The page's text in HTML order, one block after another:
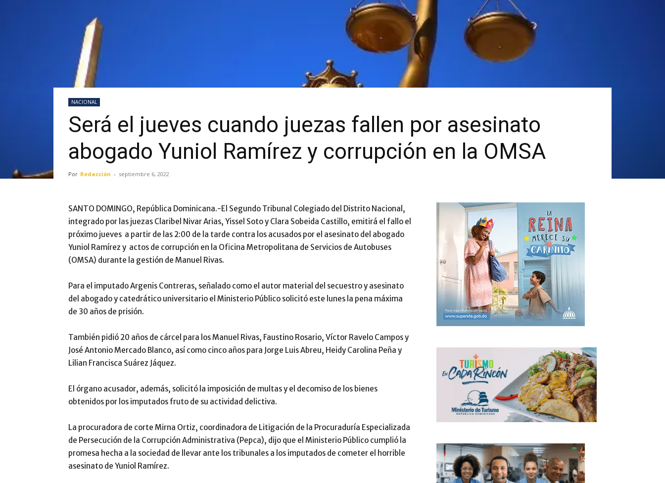
NACIONAL
Será el jueves cuando juezas fallen por asesinato
abogado Yuniol Ramírez y corrupción en la OMSA
Por Redacción - septiembre 6, 2022
SANTO DOMINGO, República Dominicana.-El Segundo Tribunal Colegiado del Distrito Nacional,
integrado por las juezas Claribel Nivar Arias, Yissel Soto y Clara Sobeida Castillo, emitirá el fallo el
próximo jueves a partir de las 2:00 de la tarde contra los acusados por el asesinato del abogado
Yuniol Ramírez y actos de corrupción en la Oficina Metropolitana de Servicios de Autobuses
(OMSA) durante la gestión de Manuel Rivas.
Para el imputado Argenis Contreras, señalado como el autor material del secuestro y asesinato
del abogado y catedrático universitario el Ministerio Público solicitó este lunes la pena máxima
de 30 años de prisión.
También pidió 20 años de cárcel para los Manuel Rivas, Faustino Rosario, Víctor Ravelo Campos y
José Antonio Mercado Blanco, así como cinco años para Jorge Luis Abreu, Heidy Carolina Peña y
Lilian Francisca Suárez Jáquez.
El órgano acusador, además, solicitó la imposición de multas y el decomiso de los bienes
obtenidos por los imputados fruto de su actividad delictiva.
La procuradora de corte Mirna Ortiz, coordinadora de Litigación de la Procuraduría Especializada
de Persecución de la Corrupción Administrativa (Pepca), dijo que el Ministerio Público cumplió la
promesa hecha a la sociedad de llevar ante los tribunales a los imputados de cometer el horrible
asesinato de Yuniol Ramírez.